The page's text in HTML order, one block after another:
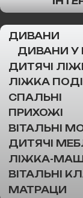
ДИВАНИ
ДИВАНИ У
ДИТЯЧІ
ЛІЖКА
СПАЛЬНІ
ПРИХОЖІ
ВІТАЛЬНІ
ДИТЯЧІ
ЛІЖКА-
ВІТАЛЬНІ
МАТРАЦИ